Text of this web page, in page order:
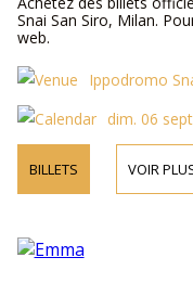
Snai San Siro, Milan.
web.
Ippodromo
dim. 06
BILLETS VOIR